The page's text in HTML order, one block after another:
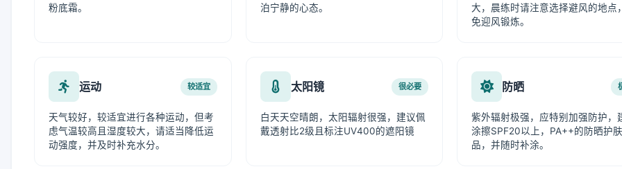
粉底霜。
泊宁静的心态。
大，晨练时请注意选择避风的地点
免迎风锻炼。
运动 较适宜
天气较好，较适宜进行各种运动，但考
虑气温较高且湿度较大，请适当降低运
动强度，并及时补充水分。
太阳镜 很必要
白天天空晴朗，太阳辐射很强，建议佩
戴透射比2级且标注UV400的遮阳镜
防晒
紫外辐射极强，应特别加强防护，
涂擦SPF20以上，PA++的防晒护
品，并随时补涂。